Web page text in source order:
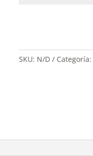
SKU: N/D Categoría: